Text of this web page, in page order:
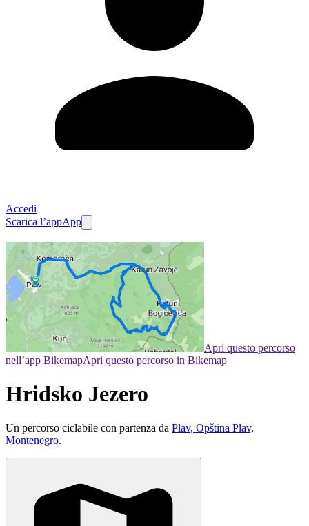
Accedi
Scarica l’appApp
Apri questo percorso
nell’app BikemapApri questo percorso in Bikemap
Hridsko Jezero
Un percorso ciclabile con partenza da Plav, Opština Plav,
Montenegro.